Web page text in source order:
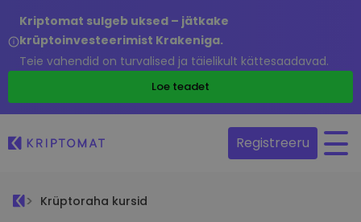
Kriptomat sulgeb uksed – jätkake
krüptoinvesteerimist Krakeniga.
Teie vahendid on turvalised ja täielikult kättesaadavad.
Loe teadet
Registreeru
Krüptoraha kursid